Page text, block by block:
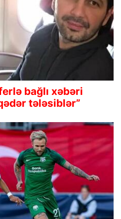
bağlı xəbəri
tələsiblər”